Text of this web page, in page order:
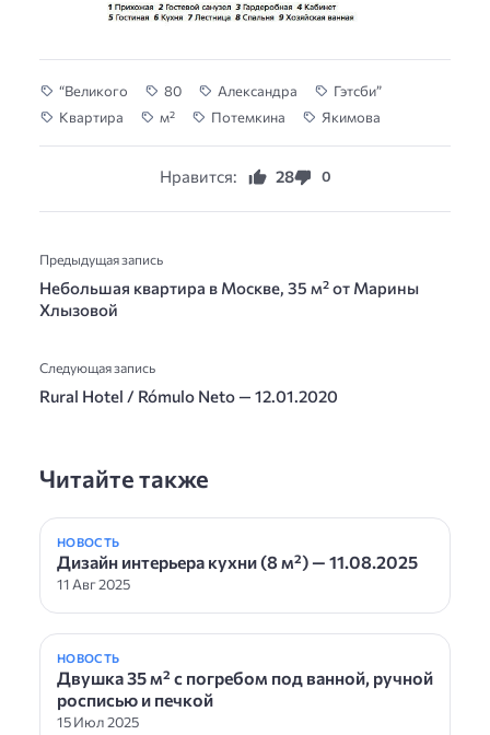
“Великого 80 Александра
Гэтсби”
Квартира
м² Потемкина Якимова
Нравится: 28 0
Предыдущая запись
Небольшая квартира в Москве, 35 м² от Марины
Хлызовой
Следующая запись
Rural Hotel / Rómulo Neto — 12.01.2020
Читайте также
НОВОСТЬ
Дизайн интерьера кухни (8 м²) — 11.08.2025
11 Авг 2025
НОВОСТЬ
Двушка 35 м² с погребом под ванной, ручной
росписью и печкой
15 Июл 2025